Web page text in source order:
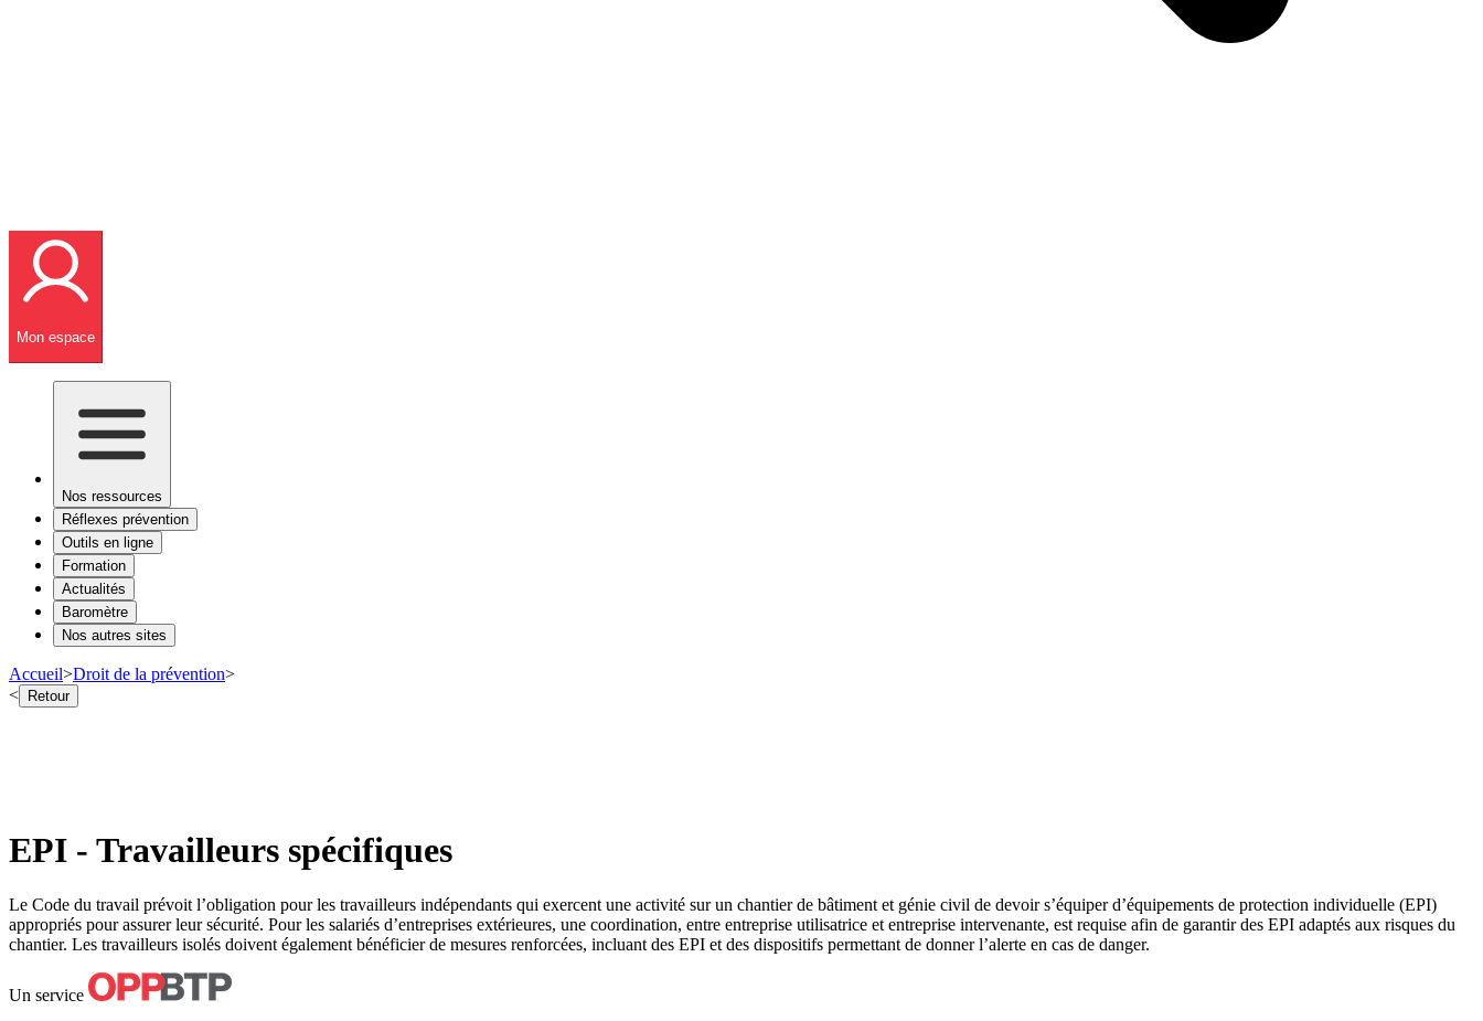
Mon espace
Nos ressources
Réflexes prévention
Outils en ligne
Formation
Actualités
Baromètre
Nos autres sites
Accueil>Droit de la prévention>
< Retour
EPI - Travailleurs spécifiques
Le Code du travail prévoit l’obligation pour les travailleurs indépendants qui exercent une activité sur un chantier de bâtiment et génie civil de devoir s’équiper d’équipements de protection individuelle (EPI)
appropriés pour assurer leur sécurité. Pour les salariés d’entreprises extérieures, une coordination, entre entreprise utilisatrice et entreprise intervenante, est requise afin de garantir des EPI adaptés aux risques du
chantier. Les travailleurs isolés doivent également bénéficier de mesures renforcées, incluant des EPI et des dispositifs permettant de donner l’alerte en cas de danger.
Un service